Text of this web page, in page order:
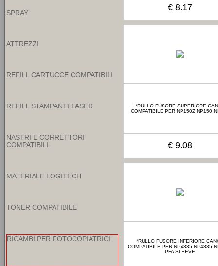
SPRAY
ATTREZZI
REFILL CARTUCCE COMPATIBILI
REFILL STAMPANTI LASER
NASTRI E CORRETTORI
COMPATIBILI
MATERIALE LOGITECH
TONER COMPATIBILE
RICAMBI PER FOTOCOPIATRICI
€ 8.17
*RULLO FUSORE SUPERIORE
COMPATIBILE PER NP150Z NP150
€ 9.08
*RULLO FUSORE INFERIORE
COMPATIBILE PER NP4335 NP4835
PFA SLEEVE